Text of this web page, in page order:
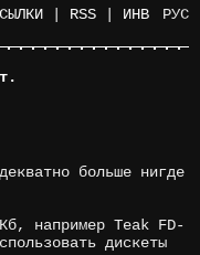
РУС
RSS
ИНВ
больше нигде
например Teak FD-
дискеты